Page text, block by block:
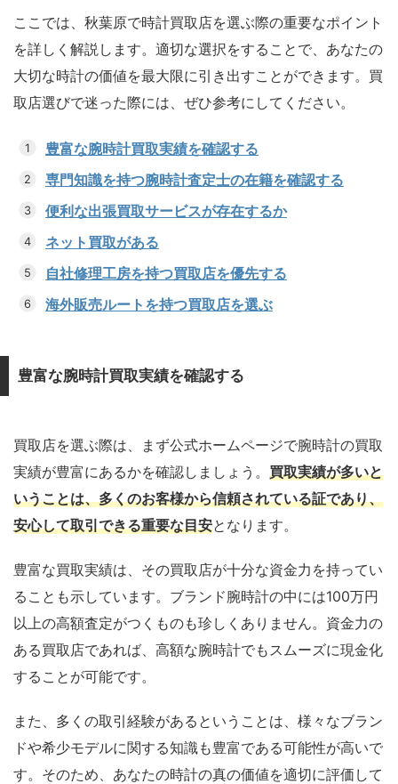
ここでは、秋葉原で時計買取店を選ぶ際の重要なポイント
を詳しく解説します。適切な選択をすることで、あなたの
大切な時計の価値を最大限に引き出すことができます。買
取店選びで迷った際には、ぜひ参考にしてください。
豊富な腕時計買取実績を確認する
専門知識を持つ腕時計査定士の在籍を確認する
便利な出張買取サービスが存在するか
ネット買取がある
自社修理工房を持つ買取店を優先する
海外販売ルートを持つ買取店を選ぶ
豊富な腕時計買取実績を確認する
買取店を選ぶ際は、まず公式ホームページで腕時計の買取
実績が豊富にあるかを確認しましょう。 買取実績が多いと
いうことは、多くのお客様から信頼されている証であり、
安心して取引できる重要な目安となります。
豊富な買取実績は、その買取店が十分な資金力を持ってい
ることも示しています。ブランド腕時計の中には100万円
以上の高額査定がつくものも珍しくありません。資金力の
ある買取店であれば、高額な腕時計でもスムーズに現金化
することが可能です。
また、多くの取引経験があるということは、様々なブラン
ドや希少モデルに関する知識も豊富である可能性が高いで
す。そのため、あなたの時計の真の価値を適切に評価して